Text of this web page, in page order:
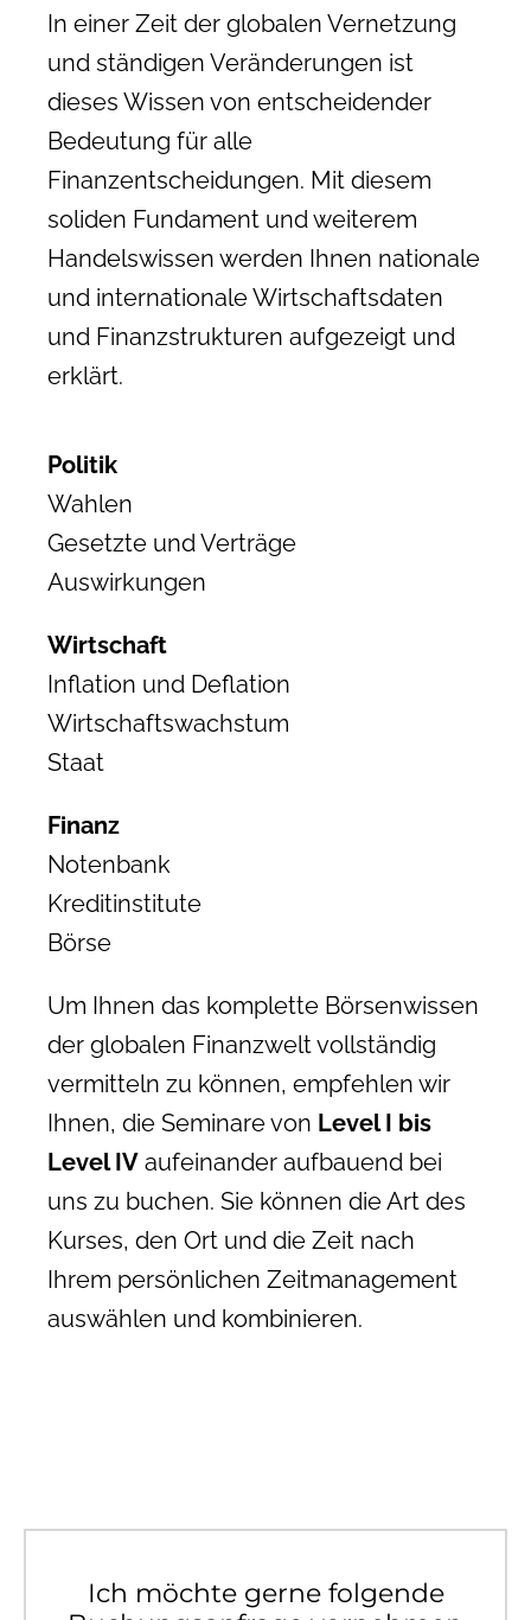
In einer Zeit der globalen Vernetzung
und ständigen Veränderungen ist
dieses Wissen von entscheidender
Bedeutung für alle
Finanzentscheidungen. Mit diesem
soliden Fundament und weiterem
Handelswissen werden Ihnen nationale
und internationale Wirtschaftsdaten
und Finanzstrukturen aufgezeigt und
erklärt.
Politik
Wahlen
Gesetzte und Verträge
Auswirkungen
Wirtschaft
Inflation und Deflation
Wirtschaftswachstum
Staat
Finanz
Notenbank
Kreditinstitute
Börse
Um Ihnen das komplette Börsenwissen
der globalen Finanzwelt vollständig
vermitteln zu können, empfehlen wir
Ihnen, die Seminare von Level I bis
Level IV aufeinander aufbauend bei
uns zu buchen. Sie können die Art des
Kurses, den Ort und die Zeit nach
Ihrem persönlichen Zeitmanagement
auswählen und kombinieren.
Ich möchte gerne folgende